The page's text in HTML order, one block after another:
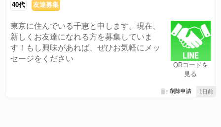
40代 友達募集
QRコードを
見る
東京に住んでいる千恵と申します。現在、
新しくお友達になれる方を募集していま
す！もし興味があれば、ぜひお気軽にメッ
セージをください
1日前
削除申請